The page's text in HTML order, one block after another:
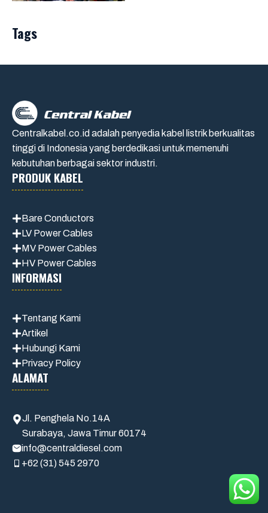
Tags
Centralkabel.co.id adalah penyedia kabel listrik berkualitas
tinggi di Indonesia yang berdedikasi untuk memenuhi
kebutuhan berbagai sektor industri.
PRODUK KABEL
Bare Conductors
LV Power Cables
MV Power Cables
HV Power Cables
INFORMASI
Tentang Kami
Artikel
Hubungi Kami
Privacy Policy
ALAMAT
Jl. Penghela No.14A
Surabaya, Jawa Timur 60174
info@centraldiesel.com
+62 (31) 545 2970